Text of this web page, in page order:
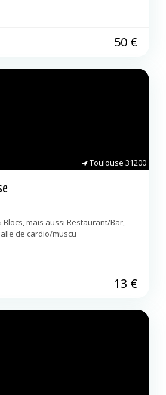
50 €
Toulouse 31200
Blocs, mais aussi Restaurant/Bar,
de cardio/muscu
13 €